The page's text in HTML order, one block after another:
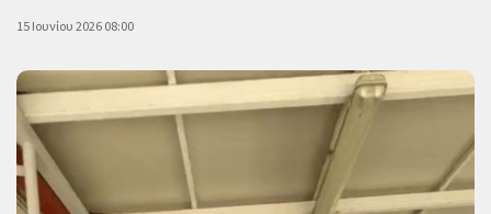
15 Ιουνίου 2026 08:00